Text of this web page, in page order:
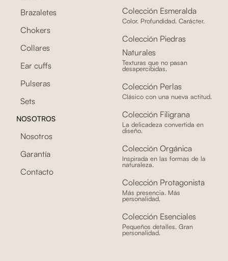
Brazaletes
Chokers
Collares
Ear cuffs
Pulseras
Sets
NOSOTROS
Nosotros
Garantía
Contacto
Colección Esmeralda
Color. Profundidad. Carácter.
Colección Piedras
Naturales
Texturas que no pasan
desapercibidas.
Colección Perlas
Clásico con una nueva actitud.
Colección Filigrana
La delicadeza convertida en
diseño.
Colección Orgánica
Inspirada en las formas de la
naturaleza.
Colección Protagonista
Más presencia. Más
personalidad.
Colección Esenciales
Pequeños detalles. Gran
personalidad.